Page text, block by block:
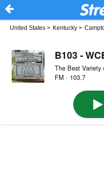
United States > Kentucky >
B103 -
The Best Variety
FM · 103.7